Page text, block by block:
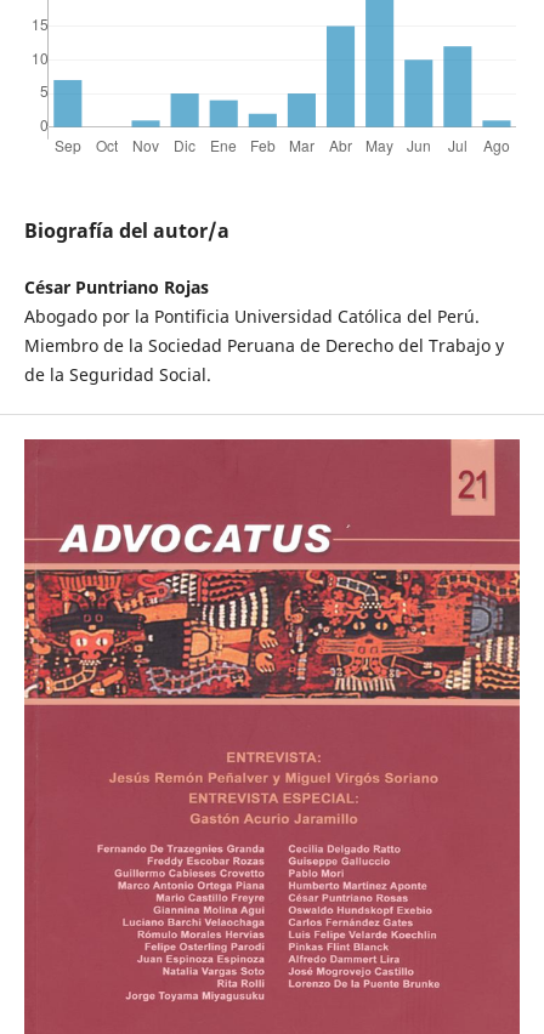
Biografía del autor/a
César Puntriano Rojas
Abogado por la Pontificia Universidad Católica del Perú.
Miembro de la Sociedad Peruana de Derecho del Trabajo y
de la Seguridad Social.